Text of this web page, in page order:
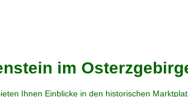
im
Ihnen Einblicke in den historischen